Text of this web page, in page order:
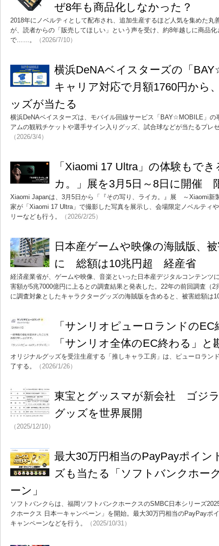
ぜ8年も商品化しなかった？
2018年にノベルティとして配布され、追加生産するほど人気を集めた丸
が、読者からの「販売してほしい」という声を受け、約8年越しに商品
で……。
（2026/7/10）
横浜DeNAベイスターズの「
キャリア対応で月額1760円から
ッズが当たる
横浜DeNAベイスターズは、モバイル回線サービス「BAY☆MOBILE」の
アムの観戦チケットや選手サイン入りグッズ、試合球などが当たるプレ
（2026/3/4）
「Xiaomi 17 Ultra」の体験もで
カ。」展を3月5日～8日に開催
Xiaomi Japanは、3月5日から「『その写り、ライカ。』展 ～Xiaomi新
家が「Xiaomi 17 Ultra」で撮影した写真を展示し、会場限定ノベルティ
リーなども行う。
（2026/2/25）
日本産ゲームや映像の海賊版、
に 総額は10兆円超 経産省
経済産業省が、ゲームや映像、音楽といった日本産デジタルコンテンツ
害額が5兆7000億円に上るとの調査結果と発表した。22年の前回調査（
に調査対象としたキャラクターグッズの海賊版を含めると、被害総額は
「サンリオピューロランドの
「サンリオ全体のEC終わる」と
オリジナルグッズを受注生産する「推しキャラ工房」は、ピューロラン
了する。
（2026/1/26）
東宝とグッスマが新会社 ゴジ
グッズを世界展開
（2025/12/10）
最大30万円相当のPayPayポイン
ズも当たる「ソフトバンクホー
ーン」
ソフトバンクらは、福岡ソフトバンクホークスのSMBC日本シリーズ
クホークス 日本一キャンペーン」を開始。最大30万円相当のPayPayポ
キャンペーンなどを行う。
（2025/10/31）